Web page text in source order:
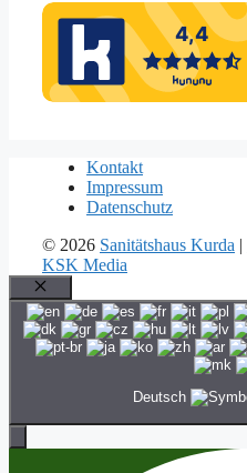
Kontakt
Impressum
Datenschutz
© 2026 Sanitätshaus Kurda |
KSK Media
Schließen
Deutsch